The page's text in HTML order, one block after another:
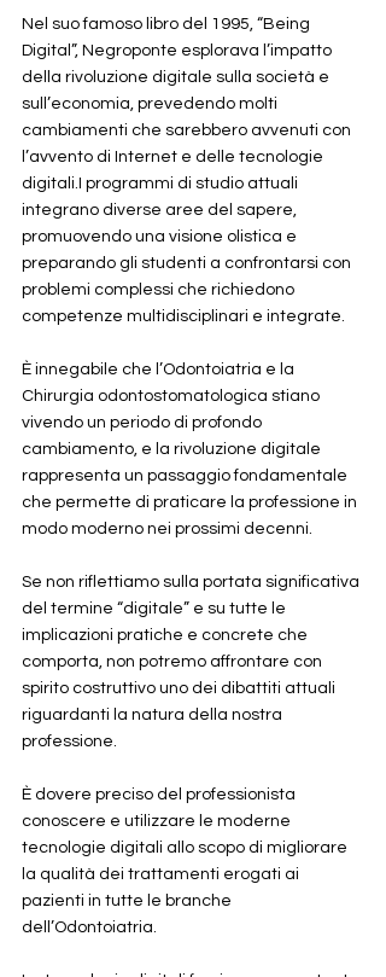
Nel suo famoso libro del 1995, “Being
Digital”, Negroponte esplorava l’impatto
della rivoluzione digitale sulla società e
sull’economia, prevedendo molti
cambiamenti che sarebbero avvenuti con
l’avvento di Internet e delle tecnologie
digitali.I programmi di studio attuali
integrano diverse aree del sapere,
promuovendo una visione olistica e
preparando gli studenti a confrontarsi con
problemi complessi che richiedono
competenze multidisciplinari e integrate.
È innegabile che l’Odontoiatria e la
Chirurgia odontostomatologica stiano
vivendo un periodo di profondo
cambiamento, e la rivoluzione digitale
rappresenta un passaggio fondamentale
che permette di praticare la professione in
modo moderno nei prossimi decenni.
Se non riflettiamo sulla portata significativa
del termine “digitale” e su tutte le
implicazioni pratiche e concrete che
comporta, non potremo affrontare con
spirito costruttivo uno dei dibattiti attuali
riguardanti la natura della nostra
professione.
È dovere preciso del professionista
conoscere e utilizzare le moderne
tecnologie digitali allo scopo di migliorare
la qualità dei trattamenti erogati ai
pazienti in tutte le branche
dell’Odontoiatria.